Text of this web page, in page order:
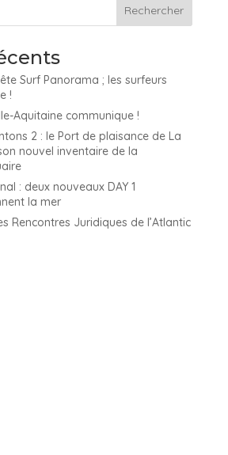
Surf Panorama ; les surfeurs
!
Aquitaine communique !
2 : le Port de plaisance de La
nouvel inventaire de la
: deux nouveaux DAY 1
la mer
Rencontres Juridiques de l’Atlantic